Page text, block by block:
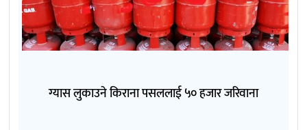
ग्यास लुकाउने किराना पसललाई ५० हजार जरिवाना